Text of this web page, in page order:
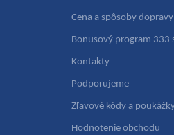
Cena a spôsoby dopravy
Bonusový program 333
Kontakty
Podporujeme
Zľavové kódy a
Hodnotenie obchodu